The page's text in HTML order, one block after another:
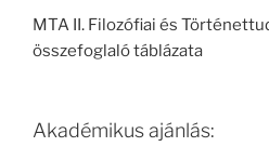
MTA II. Filozófiai és
összefoglaló táblázata
Akadémikus ajánlás: